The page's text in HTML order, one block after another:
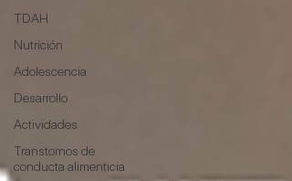
TDAH
Nutrición
Adolescencia
Desarrollo
Actividades
Transtornos de
conducta alimenticia